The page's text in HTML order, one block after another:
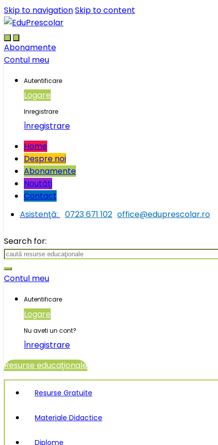
Skip to navigationSkip to content
Abonamente
Contul meu
Autentificare
Logare
Inregistrare
Înregistrare
Home
Despre noi
Abonamente
Noutăţi
Contact
Asistenţă:
0723 671 102 office@eduprescolar.ro
Search for:
Contul meu
Autentificare
Logare
Nu aveti un cont?
Înregistrare
Resurse educaţionale
Resurse Gratuite
Materiale Didactice
Diplome